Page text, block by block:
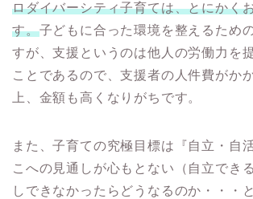
ロダイバーシティ子育ては、とにかく
す。子どもに合った環境を整えるため
すが、支援というのは他人の労働力を
ことであるので、支援者の人件費がか
上、金額も高くなりがちです。
また、子育ての究極目標は『自立・自
こへの見通しが心もとない（自立でき
しできなかったらどうなるのか・・・